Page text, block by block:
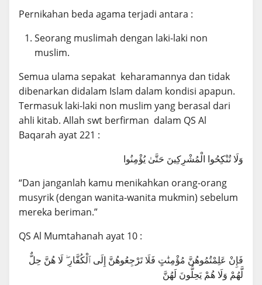
Pernikahan beda agama terjadi antara :
Seorang muslimah dengan laki-laki non
muslim.
Semua ulama sepakat keharamannya dan tidak
dibenarkan didalam Islam dalam kondisi apapun.
Termasuk laki-laki non muslim yang berasal dari
ahli kitab. Allah swt berfirman dalam QS Al
Baqarah ayat 221 :
وَلَا تُنْكِحُوا الْمُشْرِكِينَ حَتَّىٰ يُؤْمِنُوا
“Dan janganlah kamu menikahkan orang-orang
musyrik (dengan wanita-wanita mukmin) sebelum
mereka beriman.”
QS Al Mumtahanah ayat 10 :
فَإِنْ عَلِمْتُمُوهُنَّ مُؤْمِنَٰتٍ فَلَا تَرْجِعُوهُنَّ إِلَى ٱلْكُفَّارِ ۖ لَا هُنَّ حِلٌّ
لَّهُمْ وَلَا هُمْ يَحِلُّونَ لَهُنَّ